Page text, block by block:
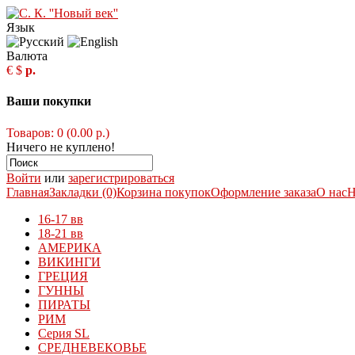
Язык
Валюта
€ $ р.
Ваши покупки
Товаров: 0 (0.00 р.)
Ничего не куплено!
Войти или зарегистрироваться
ГлавнаяЗакладки (0)Корзина покупокОформление заказаО нас
16-17 вв
18-21 вв
АМЕРИКА
ВИКИНГИ
ГРЕЦИЯ
ГУННЫ
ПИРАТЫ
РИМ
Серия SL
СРЕДНЕВЕКОВЬЕ